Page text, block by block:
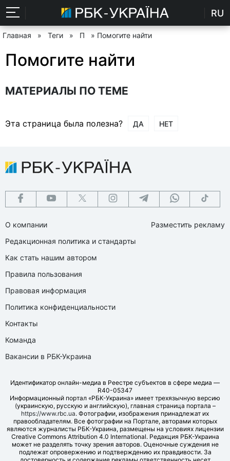
RU
Главная » Теги » П » Помогите найти
Помогите найти
МАТЕРИАЛЫ ПО ТЕМЕ
Эта страница была полезна? ДА НЕТ
О компании
Редакционная политика и стандарты
Как стать нашим автором
Правила пользования
Правовая информация
Политика конфиденциальности
Контакты
Команда
Вакансии в РБК-Украина
Разместить рекламу
Идентификатор онлайн-медиа в Реестре субъектов в сфере медиа —
R40-05347
Информационный портал «РБК-Украина» имеет трехязычную версию
(украинскую, русскую и английскую), главная страница портала –
https://www.rbc.ua. Фотографии, изображения принадлежат их
правообладателям. Все фотографии на Портале, авторами которых
являются журналисты РБК-Украина, размещены на условиях лицензии
Creative Commons Attribution 4.0 International. Редакция РБК-Украина
может не разделять точку зрения авторов. Оценочные суждения не
подлежат опровержению и подтверждению их правдивости. За